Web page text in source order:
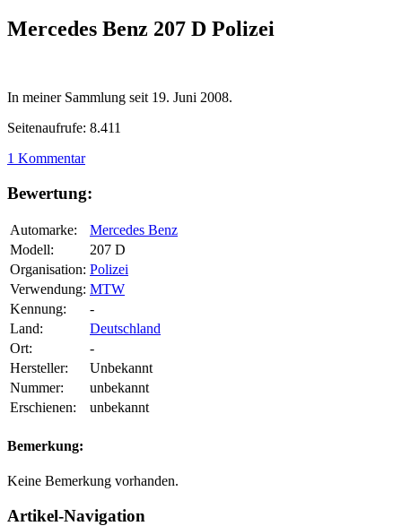
Mercedes Benz 207 D Polizei
In meiner Sammlung seit 19. Juni 2008.
Seitenaufrufe: 8.411
1 Kommentar
Bewertung:
Automarke:
Mercedes Benz
Modell:
207 D
Organisation: Polizei
Verwendung: MTW
Kennung:
-
Land:
Deutschland
Ort:
-
Hersteller:
Unbekannt
Nummer:
unbekannt
Erschienen:
unbekannt
Bemerkung:
Keine Bemerkung vorhanden.
Artikel-Navigation